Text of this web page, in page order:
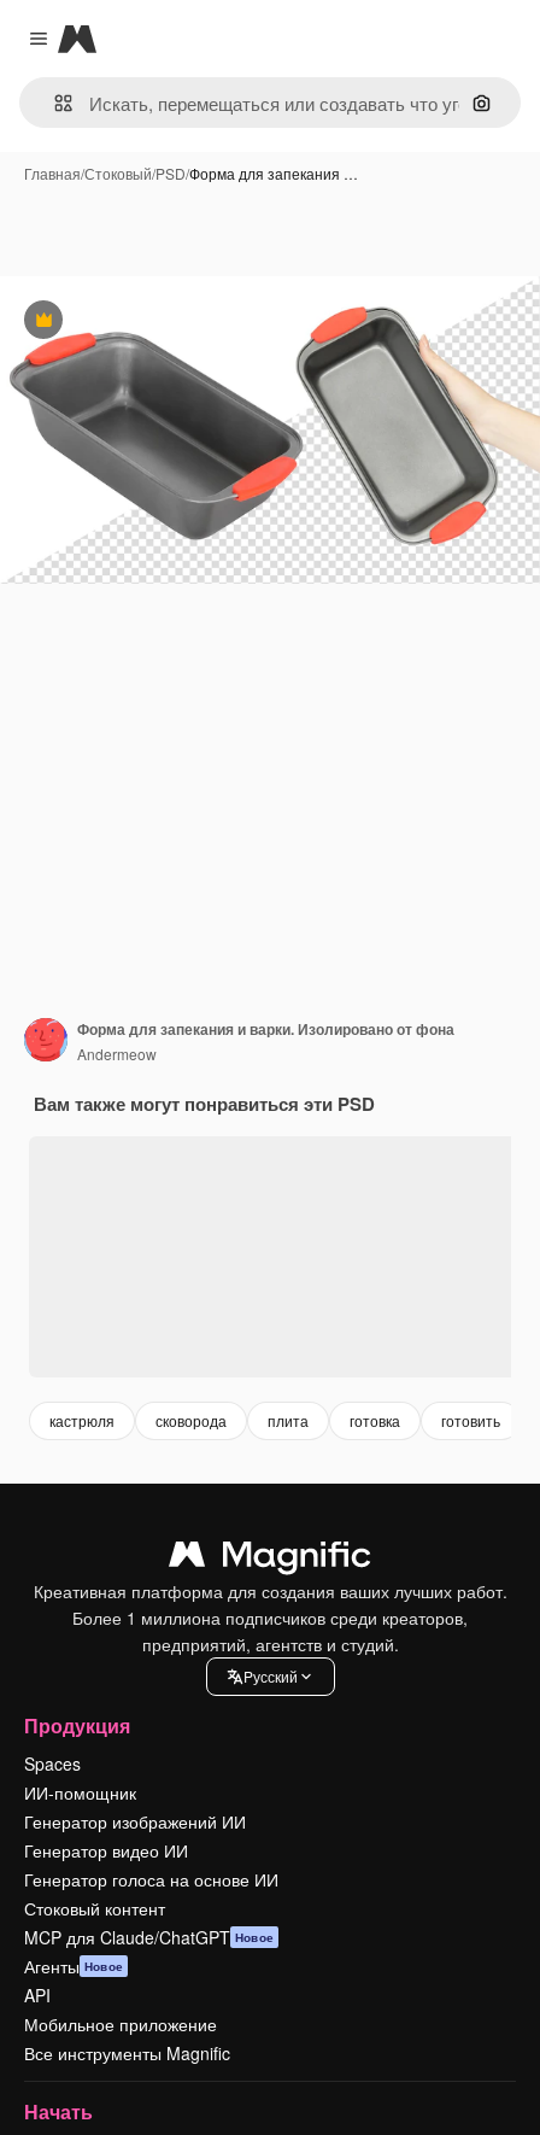
Close menu
Magnific
Поиск
Главная/Стоковый/PSD/Форма для запекания …
Премиум
Форма для запекания и варки. Изолировано от фона
Andermeow
Вам также могут понравиться эти PSD
кастрюля сковорода плита готовка готовить
Креативная платформа для создания ваших лучших работ.
Более 1 миллиона подписчиков среди креаторов,
предприятий, агентств и студий.
Pусский
Продукция
Spaces
ИИ-помощник
Генератор изображений ИИ
Генератор видео ИИ
Генератор голоса на основе ИИ
Стоковый контент
MCP для Claude/ChatGPT Новое
Агенты Новое
API
Мобильное приложение
Все инструменты Magnific
Начать